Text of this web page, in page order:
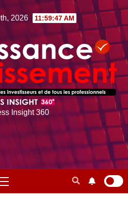
2026 11:59:48 AM
Insight 360